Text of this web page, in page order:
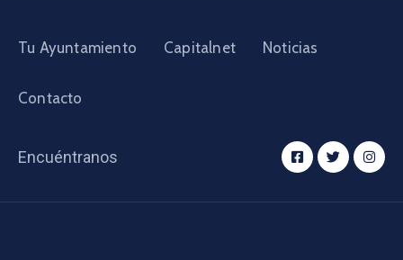
Tu Ayuntamiento Capitalnet Noticias
Contacto
Encuéntranos